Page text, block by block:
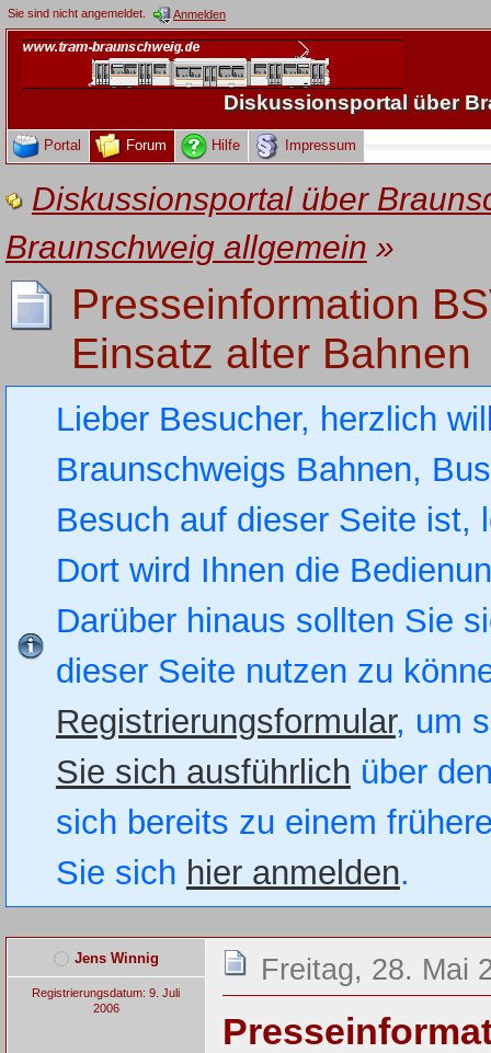
Sie sind nicht angemeldet. Anmelden
Diskussionsportal über
Portal Forum Hilfe Impressum
Diskussionsportal über
Braunschweig allgemein »
Presseinformation
Einsatz alter Bahnen
Lieber Besucher, herzlich
Braunschweigs Bahnen,
Besuch auf dieser Seite
Dort wird Ihnen die
Darüber hinaus sollten Sie
dieser Seite nutzen zu
Registrierungsformular, um
Sie sich ausführlich über
sich bereits zu einem
Sie sich hier anmelden.
Jens Winnig
Registrierungsdatum: 9. Juli
2006
Freitag, 28. Mai